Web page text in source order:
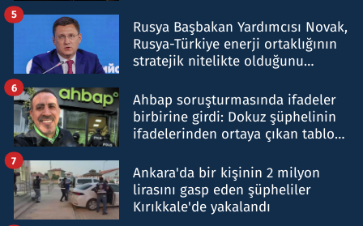
Rusya Başbakan Yardımcısı Novak,
Rusya-Türkiye enerji ortaklığının
stratejik nitelikte olduğunu
5
Ahbap soruşturmasında ifadeler
birbirine girdi: Dokuz şüphelinin
ifadelerinden ortaya çıkan tablo
6
Ankara'da bir kişinin 2 milyon
lirasını gasp eden şüpheliler
Kırıkkale'de yakalandı
7